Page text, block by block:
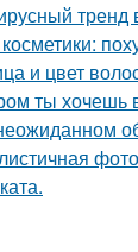
и цвет
ты хочешь